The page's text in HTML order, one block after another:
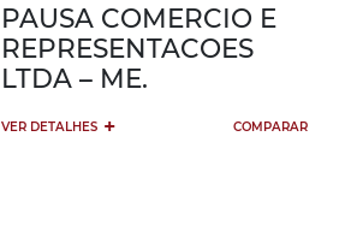
PAUSA COMERCIO E
REPRESENTACOES
LTDA – ME.
VER DETALHES + COMPARAR